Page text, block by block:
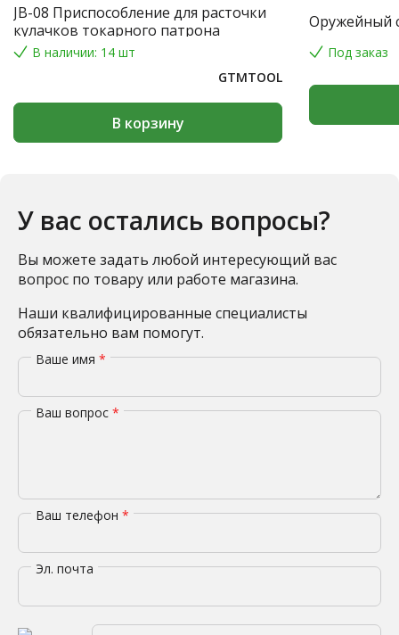
JB-08 Приспособление для расточки
кулачков токарного патрона
В наличии: 14 шт
GTMTOOL
В корзину
Оружейный
Под заказ
У вас остались вопросы?
Вы можете задать любой интересующий вас
вопрос по товару или работе магазина.
Наши квалифицированные специалисты
обязательно вам помогут.
Ваше имя *
Ваш вопрос *
Ваш телефон *
Эл. почта